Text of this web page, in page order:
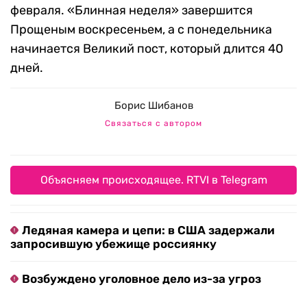
февраля. «Блинная неделя» завершится
Прощеным воскресеньем, а с понедельника
начинается Великий пост, который длится 40
дней.
Борис Шибанов
Связаться с автором
Объясняем происходящее. RTVI в Telegram
Ледяная камера и цепи: в США задержали
запросившую убежище россиянку
Возбуждено уголовное дело из-за угроз